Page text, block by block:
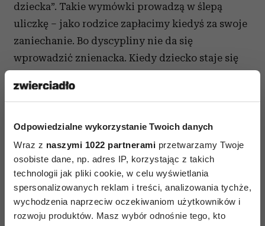
Odpowiedzialne wykorzystanie Twoich danych
Wraz z naszymi 1022 partnerami przetwarzamy Twoje
osobiste dane, np. adres IP, korzystając z takich
technologii jak pliki cookie, w celu wyświetlania
spersonalizowanych reklam i treści, analizowania tychże,
wychodzenia naprzeciw oczekiwaniom użytkowników i
rozwoju produktów. Masz wybór odnośnie tego, kto
dziecka”. Takie wymówki prowadzą w ślepą
uliczkę – jako rodzice zapłacimy kiedyś za swoje
zaniechanie. Bo dyscypliny nie da się
wprowadzić znienacka. Kiedy dziecko staje się
Dyscyplina to systematyczny trening
w rodzinie. Pamiętajmy, że dzieci najlepiej
reagują na zasady postępowania tworzone
i egzekwowane przez własnych rodziców. Pod
warun-kiem że ów kodeks jest spójny,
obowiązuje „od zawsze” i jest konsekwentnie
przestrzegany także przez dorosłych.